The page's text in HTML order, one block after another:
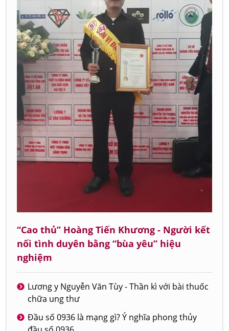
“Cao thủ” Hoàng Tiến Khương - Người kết
nối tình duyên bằng “bùa yêu” hiệu
nghiệm
Lương y Nguyễn Văn Tùy - Thần kì với bài thuốc
chữa ung thư
Đầu số 0936 là mạng gì? Ý nghĩa phong thủy